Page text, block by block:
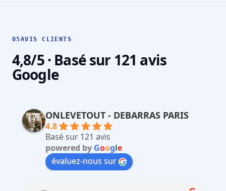
05AVIS CLIENTS
4,8/5 · Basé sur 121 avis
Google
ONLEVETOUT - DEBARRAS PARIS
4.8
Basé sur 121 avis
powered by Google
évaluez-nous sur